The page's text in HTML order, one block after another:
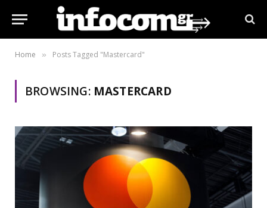
Home » Posts Tagged "Mastercard"
BROWSING: MASTERCARD